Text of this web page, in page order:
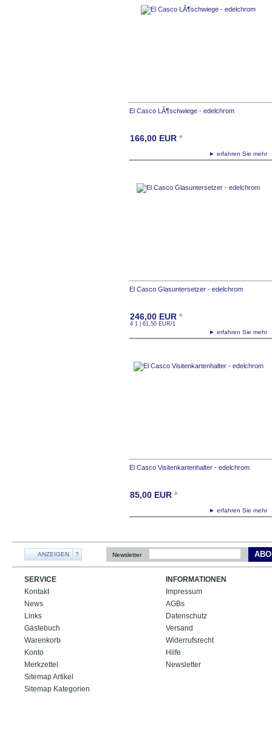
El Casco LÃ¶schwiege - edelchrom
► erfahren Sie
166,00 EUR *
El Casco Glasuntersetzer - edelchrom
► erfahren Sie
246,00 EUR *
4 1 | 61,50 EUR/1
El Casco Visitenkartenhalter - edelchrom
► erfahren Sie
85,00 EUR *
ANZEIGEN ? Newsletter
SERVICE
Kontakt
News
Links
Gästebuch
Warenkorb
Konto
Merkzettel
Sitemap Artikel
Sitemap Kategorien
INFORMATIONEN
Impressum
AGBs
Datenschutz
Versand
Widerrufsrecht
Hilfe
Newsletter